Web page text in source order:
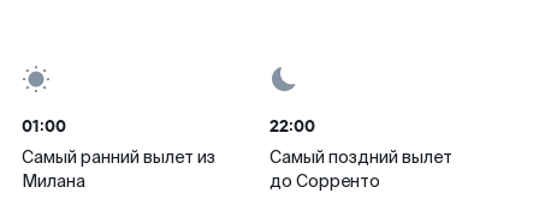
01:00
Самый ранний вылет из
Милана
22:00
Самый поздний вылет
до Сорренто